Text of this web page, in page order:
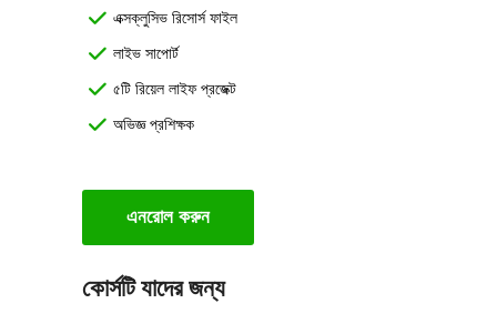
এক্সক্লুসিভ রিসোর্স ফাইল
লাইভ সাপোর্ট
৫টি রিয়েল লাইফ প্রজেক্ট
অভিজ্ঞ প্রশিক্ষক
এনরোল করুন
কোর্সটি যাদের জন্য